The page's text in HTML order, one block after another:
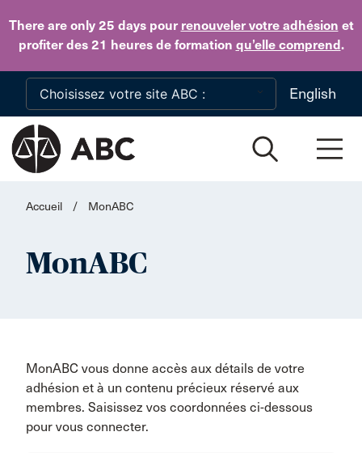
There are only 25 dayspour renouveler votre adhésion et
profiter des 21 heures de formation qu’elle comprend.
Skip to main content
English
Accueil / MonABC
MonABC
MonABC vous donne accès aux détails de votre
adhésion et à un contenu précieux réservé aux
membres. Saisissez vos coordonnées ci-dessous
pour vous connecter.